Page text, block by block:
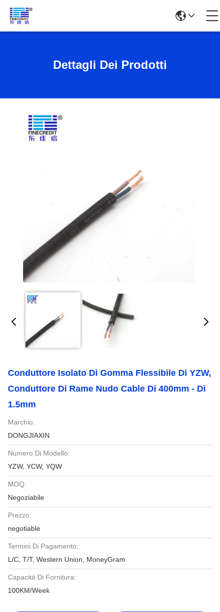
Dettagli Dei Prodotti
Conduttore Isolato Di Gomma Flessibile Di YZW,
Conduttore Di Rame Nudo Cable Di 400mm - Di
1.5mm
Marchio:
DONGJIAXIN
Numero Di Modello:
YZW, YCW, YQW
MOQ:
Negoziabile
Prezzo:
negotiable
Termini Di Pagamento:
L/C, T/T, Western Union, MoneyGram
Capacità Di Fornitura:
100KM/Week